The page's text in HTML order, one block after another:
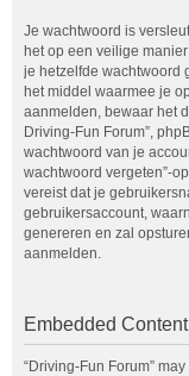
Je wachtwoord is
het op een veilige
je hetzelfde wachtwoord
het middel waarmee je
aanmelden, bewaar het
Driving-Fun Forum”,
wachtwoord van je
wachtwoord vergeten”-
vereist dat je
gebruikersaccount,
genereren en zal
aanmelden.
Embedded
“Driving-Fun Forum”